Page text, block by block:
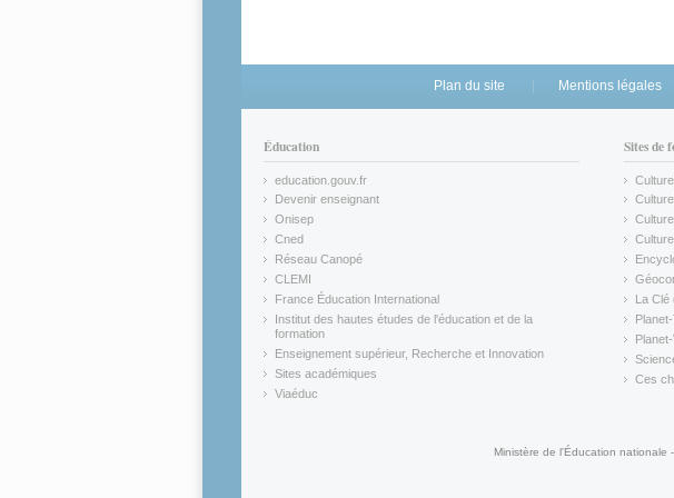
Plan du site Mentions légales
Éducation
education.gouv.fr
(link is external)
Devenir enseignant
(link is external)
Onisep
(link is external)
Cned
(link is external)
Réseau Canopé
(link is external)
CLEMI
(link is external)
France Éducation International
(link is external)
Institut des hautes études de l'éducation et de la
formation
(link is external)
Enseignement supérieur, Recherche et Innovation
(link is external)
Sites académiques
(link is external)
Viaéduc
Sites de
(link
(link
(link
(link
(link
La Clé
(link
(link
(link
(link
Ces
(link
Ministère de l'Éducation nationale